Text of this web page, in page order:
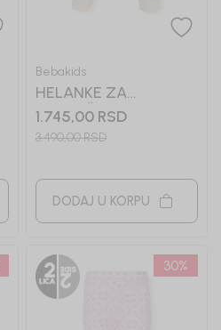
Bebakids
HELANKE ZA
DEVOJČICE TRISA
1.745,00 RSD
3.490,00RSD
DODAJ U KORPU
30%